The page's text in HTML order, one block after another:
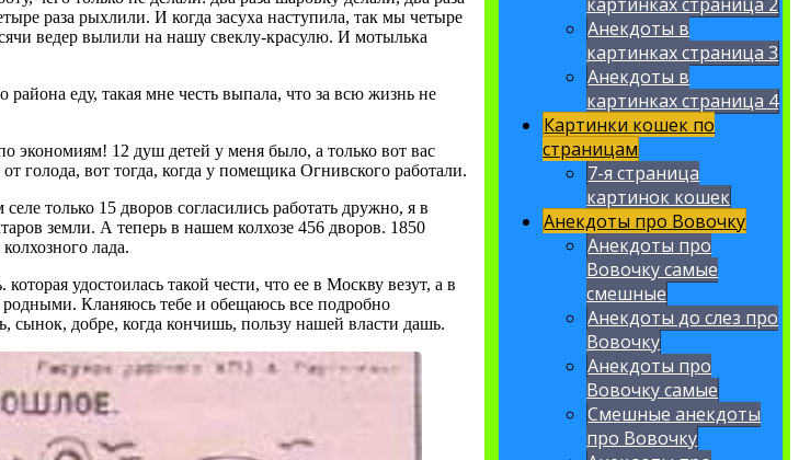
раза рыхлили. И когда засуха наступила, так мы четыре
ведер вылили на нашу свеклу-красулю. И мотылька
еду, такая мне честь выпала, что за всю жизнь не
экономиям! 12 душ детей у меня было, а только вот вас
голода, вот тогда, когда у помещика Огнивского работали.
только 15 дворов согласились работать дружно, я в
земли. А теперь в нашем колхозе 456 дворов. 1850
лада.
удостоилась такой чести, что ее в Москву везут, а в
Кланяюсь тебе и обещаюсь все подробно
сынок, добре, когда кончишь, пользу нашей власти дашь.
Анекдоты в
картинках страница 3
Анекдоты в
картинках страница 4
Картинки кошек по
страницам
7-я страница
картинок кошек
Анекдоты про Вовочку
Анекдоты про
Вовочку самые
смешные
Анекдоты до слез про
Вовочку
Анекдоты про
Вовочку самые
Смешные анекдоты
про Вовочку